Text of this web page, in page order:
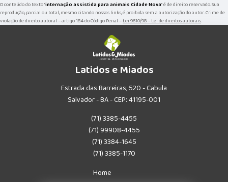
O conteúdo do texto "internação assistida para animais Cidade Nova" é de direito reservado. Sua
reprodução, parcial ou total, mesmo citando nossos links, é proibida sem a autorização do autor. Crime de
violação de direito autoral – artigo 184 do Código Penal –Lei 9610/98 - Lei de direitos autorais.
Latidos e Miados
Estrada das Barreiras, 520 - Cabula
Salvador - BA - CEP: 41195-001
(71) 3385-4455
(71) 99908-4455
(71) 3384-1645
(71) 3385-1170
Home